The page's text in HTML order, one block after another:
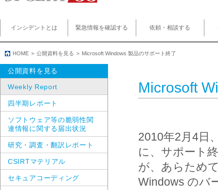
インシデントとは 緊急情報を確認する 依頼・相談する
HOME 公開資料を見る Microsoft Windows 製品のサポート終了
Microsoft
2010年2月4日
に、サポート
が、あらため
Windows のバ
公開資料を見る
Weekly Report
四半期レポート
ソフトウェア等の脆弱性関
連情報に関する届出状況
研究・調査・翻訳レポート
CSIRTマテリアル
セキュアコーディング